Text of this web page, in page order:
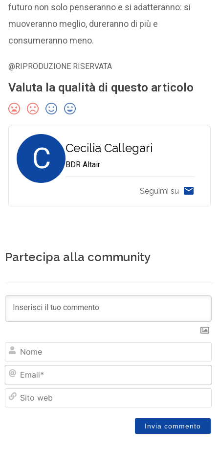
futuro non solo penseranno e si adatteranno: si
muoveranno meglio, dureranno di più e
consumeranno meno.
@RIPRODUZIONE RISERVATA
Valuta la qualità di questo articolo
C Cecilia Callegari
BDR Altair
Seguimi su
Partecipa alla community